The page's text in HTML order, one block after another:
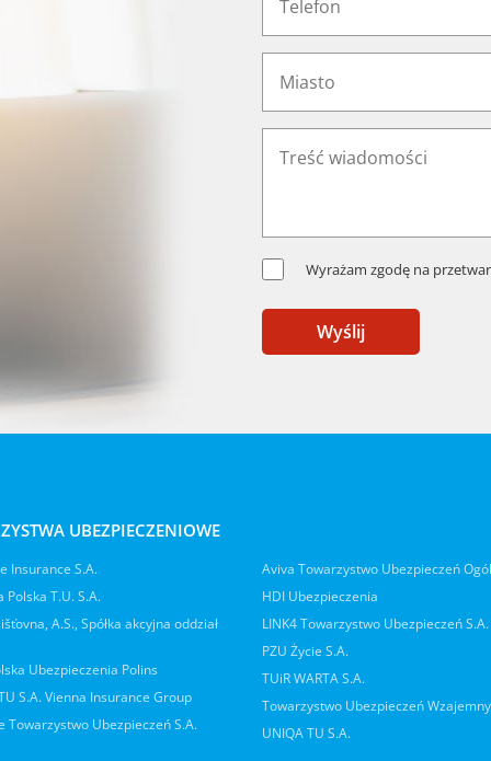
Wyrażam zgodę na
Wyślij
UBEZPIECZENIOWE
Insurance S.A.
Polska T.U. S.A.
A.S., Spółka akcyjna oddział
Ubezpieczenia Polins
S.A. Vienna Insurance Group
Towarzystwo Ubezpieczeń S.A.
Aviva Towarzystwo Ubezpieczeń
HDI Ubezpieczenia
LINK4 Towarzystwo Ubezpieczeń S.A.
PZU Życie S.A.
TUiR WARTA S.A.
Towarzystwo Ubezpieczeń
UNIQA TU S.A.